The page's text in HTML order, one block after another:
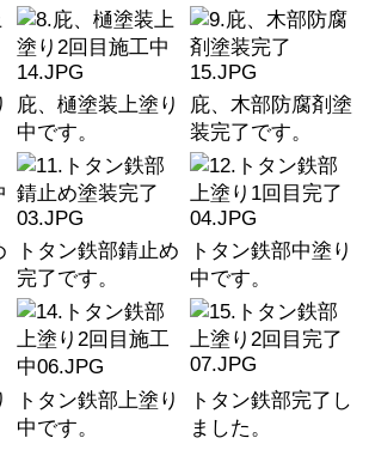
庇、樋塗装上塗り
中です。
庇、木部防腐剤塗
装完了です。
トタン鉄部錆止め
完了です。
トタン鉄部中塗り
中です。
トタン鉄部上塗り
中です。
トタン鉄部完了し
ました。